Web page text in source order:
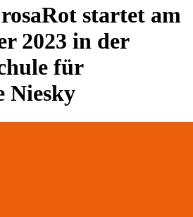
startet am
2023 in der
für
Niesky